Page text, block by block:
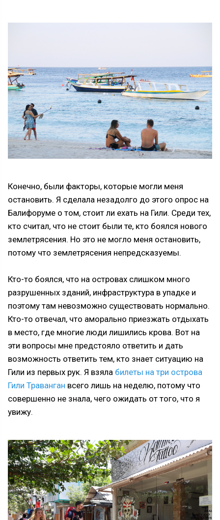
Конечно, были факторы, которые могли меня
остановить. Я сделала незадолго до этого опрос на
Балифоруме о том, стоит ли ехать на Гили. Среди тех,
кто считал, что не стоит были те, кто боялся нового
землетрясения. Но это не могло меня остановить,
потому что землетрясения непредсказуемы.
Кто-то боялся, что на островах слишком много
разрушенных зданий, инфраструктура в упадке и
поэтому там невозможно существовать нормально.
Кто-то отвечал, что аморально приезжать отдыхать
в место, где многие люди лишились крова. Вот на
эти вопросы мне предстояло ответить и дать
возможность ответить тем, кто знает ситуацию на
Гили из первых рук. Я взяла билеты на три острова
Гили Траванган всего лишь на неделю, потому что
совершенно не знала, чего ожидать от того, что я
увижу.